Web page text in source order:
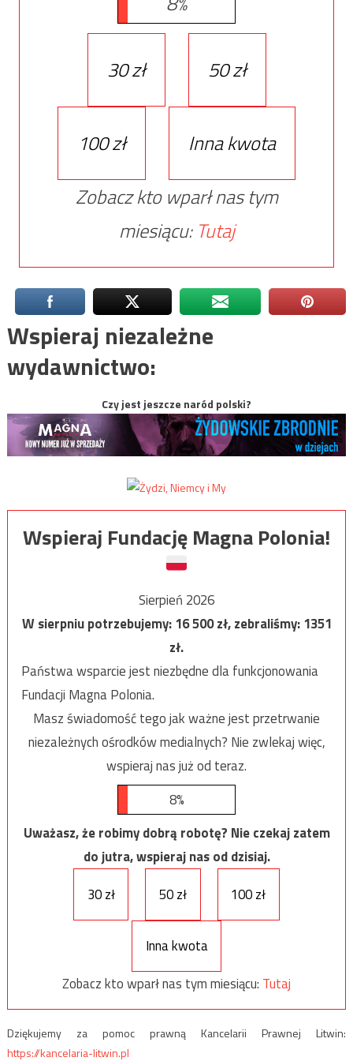
30 zł 50 zł
100 zł
Inna kwota
Zobacz kto wparł nas tym
miesiącu: Tutaj
Wspieraj niezależne
wydawnictwo:
Czy jest jeszcze naród polski?
Wspieraj Fundację Magna Polonia!
Sierpień 2026
W sierpniu potrzebujemy:16 500zł, zebraliśmy:1351
zł.
Państwa wsparcie jest niezbędne dla funkcjonowania
Fundacji Magna Polonia.
Masz świadomość tego jak ważne jest przetrwanie
niezależnych ośrodków medialnych? Nie zwlekaj więc,
wspieraj nas już od teraz.
8%
Uważasz, że robimy dobrą robotę? Nie czekaj zatem
do jutra, wspieraj nas od dzisiaj.
30 zł
50 zł 100 zł
Inna kwota
Zobacz kto wparł nas tym miesiącu: Tutaj
Dziękujemy za pomoc prawną Kancelarii Prawnej Litwin:
https://kancelaria-litwin.pl